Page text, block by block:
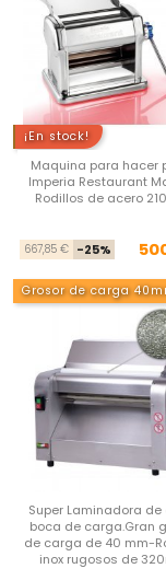
¡En stock!
Maquina para hacer
Imperia Restaurant
Rodillos de acero
667,85 € -25%
Grosor de carga
Super Laminadora de
boca de carga.Gran
de carga de 40 mm-
inox rugosos de